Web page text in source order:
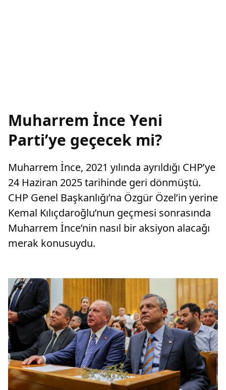
Muharrem İnce Yeni
Parti’ye geçecek mi?
Muharrem İnce, 2021 yılında ayrıldığı CHP’ye
24 Haziran 2025 tarihinde geri dönmüştü.
CHP Genel Başkanlığı’na Özgür Özel’in yerine
Kemal Kılıçdaroğlu’nun geçmesi sonrasında
Muharrem İnce’nin nasıl bir aksiyon alacağı
merak konusuydu.